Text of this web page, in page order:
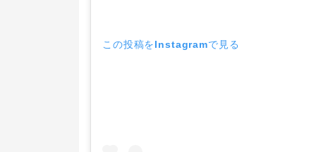
この投稿をInstagramで見る